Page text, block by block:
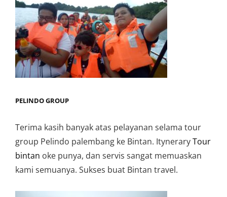
PELINDO GROUP
Terima kasih banyak atas pelayanan selama tour
group Pelindo palembang ke Bintan. ItyneraryTour
bintan oke punya, dan servis sangat memuaskan
kami semuanya. Sukses buat Bintan travel.